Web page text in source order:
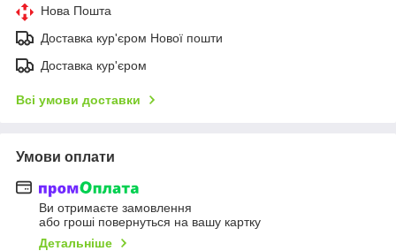
Нова Пошта
Доставка кур'єром Нової пошти
Доставка кур'єром
Всі умови доставки
Умови оплати
Ви отримаєте замовлення
або гроші повернуться на вашу картку
Детальніше